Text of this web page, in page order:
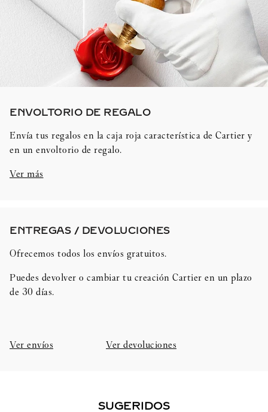
ENVOLTORIO DE REGALO​
Envía tus regalos en la caja roja característica de Cartier y
en un envoltorio de regalo.
Ver más
ENTREGAS / DEVOLUCIONES​
Ofrecemos todos los envíos gratuitos.
Puedes devolver o cambiar tu creación Cartier en un plazo
de 30 días.​
Ver envíos Ver devoluciones
SUGERIDOS